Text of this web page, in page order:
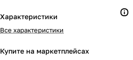
Характеристики
Все характеристики
Купите на маркетплейсах